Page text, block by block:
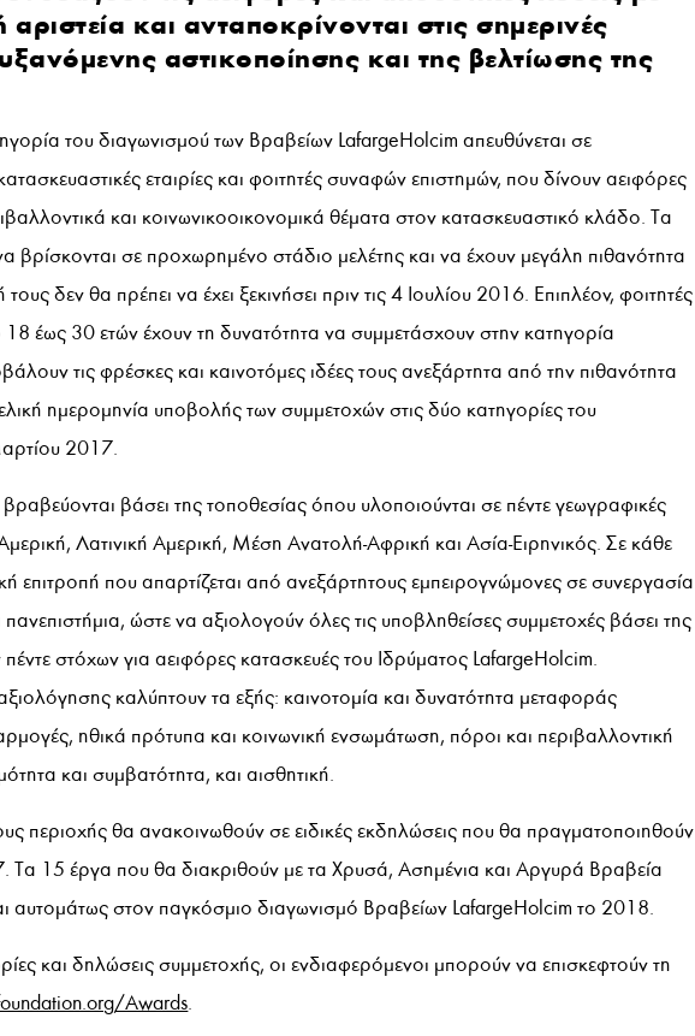
αριστεία και ανταποκρίνονται στις σημερινές
αστικοποίησης και της βελτίωσης της
του διαγωνισμού των Βραβείων LafargeHolcim απευθύνεται σε
εταιρίες και φοιτητές συναφών επιστημών, που δίνουν αειφόρες
και κοινωνικοοικονομικά θέματα στον κατασκευαστικό κλάδο. Τα
βρίσκονται σε προχωρημένο στάδιο μελέτης και να έχουν μεγάλη πιθανότητα
δεν θα πρέπει να έχει ξεκινήσει πριν τις 4 Ιουλίου 2016. Επιπλέον, φοιτητές
18 έως 30 ετών έχουν τη δυνατότητα να συμμετάσχουν στην κατηγορία
τις φρέσκες και καινοτόμες ιδέες τους ανεξάρτητα από την πιθανότητα
ημερομηνία υποβολής των συμμετοχών στις δύο κατηγορίες του
2017.
βάσει της τοποθεσίας όπου υλοποιούνται σε πέντε γεωγραφικές
Λατινική Αμερική, Μέση Ανατολή-Αφρική και Ασία-Ειρηνικός. Σε κάθε
επιτροπή που απαρτίζεται από ανεξάρτητους εμπειρογνώμονες σε συνεργασία
ώστε να αξιολογούν όλες τις υποβληθείσες συμμετοχές βάσει της
στόχων για αειφόρες κατασκευές του Ιδρύματος LafargeHolcim.
καλύπτουν τα εξής: καινοτομία και δυνατότητα μεταφοράς
ηθικά πρότυπα και κοινωνική ενσωμάτωση, πόροι και περιβαλλοντική
και συμβατότητα, και αισθητική.
περιοχής θα ανακοινωθούν σε ειδικές εκδηλώσεις που θα πραγματοποιηθούν
Τα 15 έργα που θα διακριθούν με τα Χρυσά, Ασημένια και Αργυρά Βραβεία
αυτομάτως στον παγκόσμιο διαγωνισμό Βραβείων LafargeHolcim το 2018.
και δηλώσεις συμμετοχής, οι ενδιαφερόμενοι μπορούν να επισκεφτούν τη
Awards.